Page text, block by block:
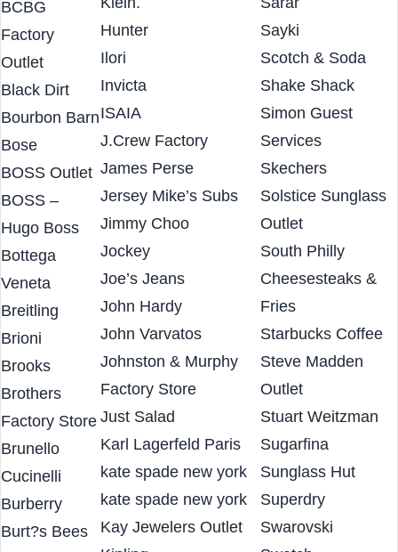
Warehouse
BCBG
Factory
Outlet
Black Dirt
Bourbon Barn
Bose
BOSS Outlet
BOSS –
Hugo Boss
Bottega
Veneta
Breitling
Brioni
Brooks
Brothers
Factory Store
Brunello
Cucinelli
Burberry
Hamilton. Calvin
Klein.
Hunter
Ilori
Invicta
ISAIA
J.Crew Factory
James Perse
Jersey Mike’s Subs
Jimmy Choo
Jockey
Joe’s Jeans
John Hardy
John Varvatos
Johnston & Murphy
Factory Store
Just Salad
Karl Lagerfeld Paris
kate spade new york
kate spade new york
Experience
Sarar
Sayki
Scotch & Soda
Shake Shack
Simon Guest
Services
Skechers
Solstice Sunglass
Outlet
South Philly
Cheesesteaks &
Fries
Starbucks Coffee
Steve Madden
Outlet
Stuart Weitzman
Sugarfina
Sunglass Hut
Superdry